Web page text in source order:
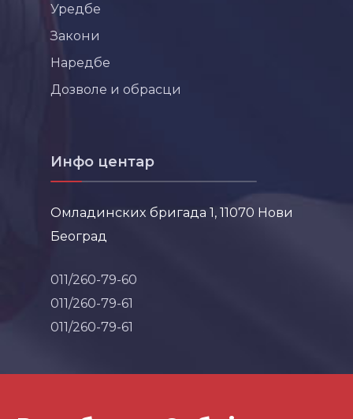
Уредбе
Закони
Наредбе
Дозволе и обрасци
Инфо центар
Омладинских бригада 1, 11070 Нови
Београд
011/260-79-60
011/260-79-61
011/260-79-61